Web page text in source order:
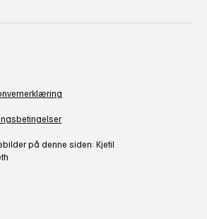
på denne siden: Kjetil